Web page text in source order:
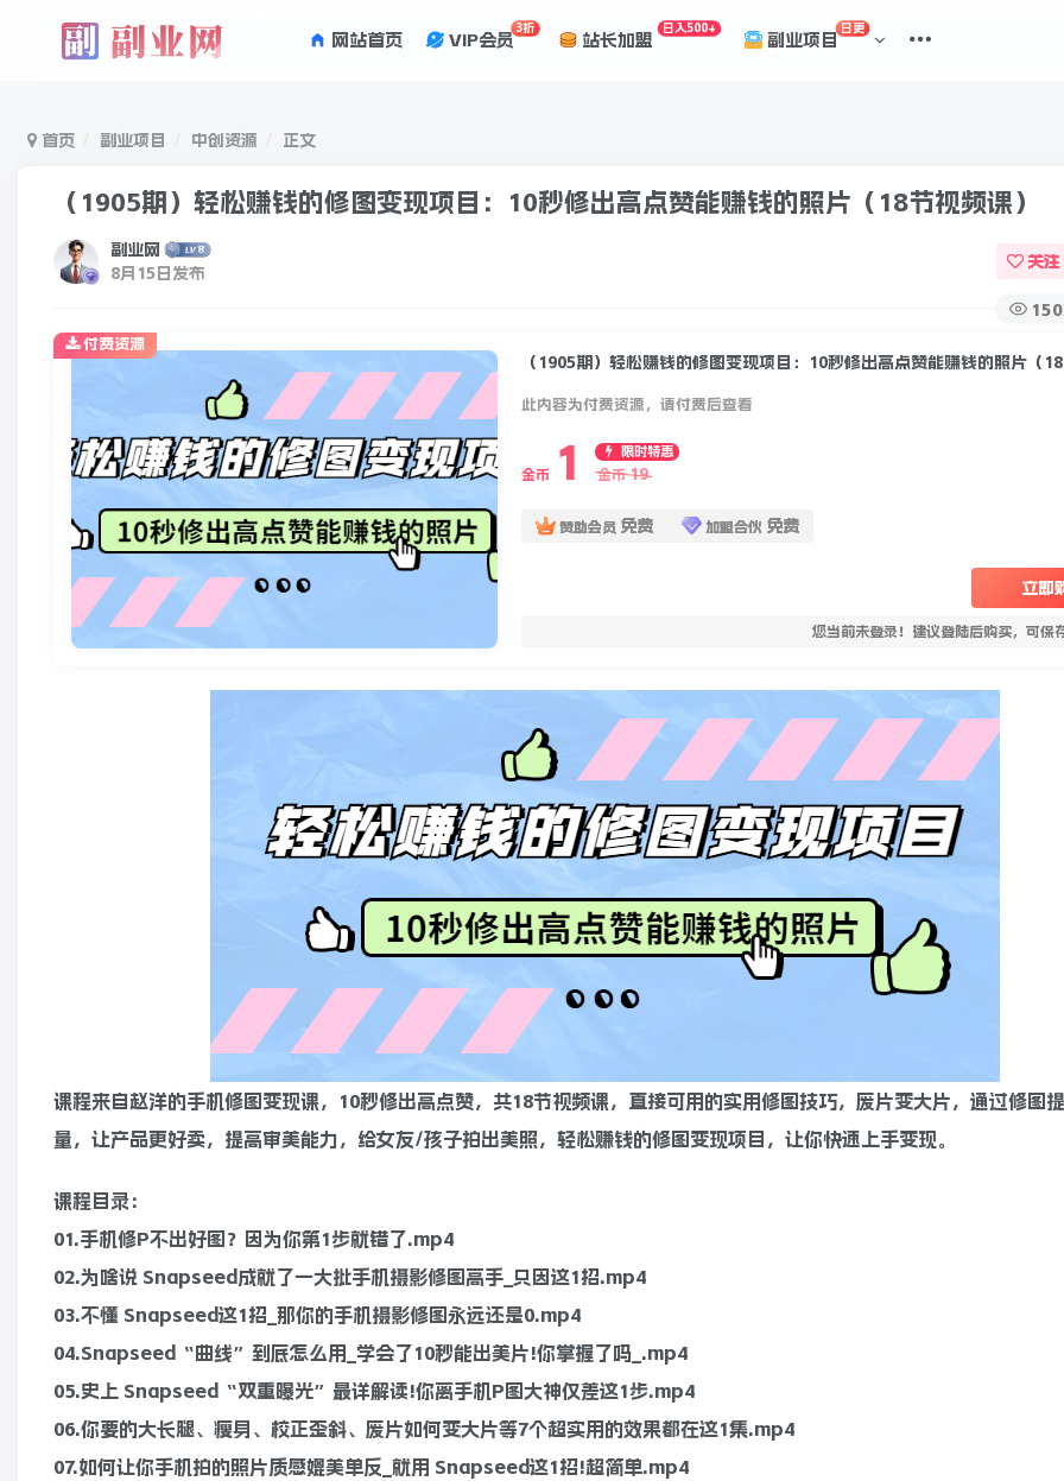
网站首页 VIP会员
3折
站长加盟
日入500+
副业项目
日更
首页 副业项目 中创资源 正文
（1905期）轻松赚钱的修图变现项目：10秒修出高点赞能赚钱的照片（18节视频课）
副业网
8月15日发布
关注
此内容为付费资源，请付费后查看
金币 1
限时特惠
金币 19
赞助会员 免费 加盟合伙 免费
立即
您当前未登录！建议登陆后购买，可保
付费资源
课程来自赵洋的手机修图变现课，10秒修出高点赞，共18节视频课，直接可用的实用修图技巧，废片变大片，通过修图
量，让产品更好卖，提高审美能力，给女友/孩子拍出美照，轻松赚钱的修图变现项目，让你快速上手变现。
课程目录：
01.手机修P不出好图？因为你第1步就错了.mp4
02.为啥说 Snapseed成就了一大批手机摄影修图高手_只因这1招.mp4
03.不懂 Snapseed这1招_那你的手机摄影修图永远还是0.mp4
04.Snapseed“曲线”到底怎么用_学会了10秒能出美片!你掌握了吗_.mp4
05.史上 Snapseed“双重曝光”最详解读!你离手机P图大神仅差这1步.mp4
06.你要的大长腿、瘦身、校正歪斜、废片如何变大片等7个超实用的效果都在这1集.mp4
07.如何让你手机拍的照片质感媲美单反_就用 Snapseed这1招!超简单.mp4